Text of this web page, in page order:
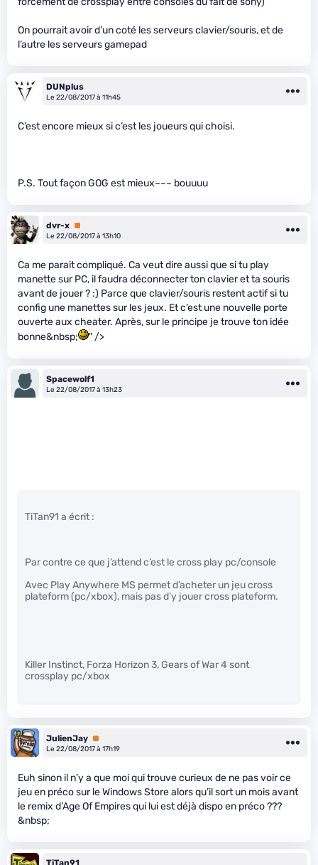
On pourrait avoir d’un coté les serveurs clavier/souris, et de
l’autre les serveurs gamepad
DUNplus
Le 22/08/2017 à 11h45
C’est encore mieux si c’est les joueurs qui choisi.
P.S. Tout façon GOG est mieux~~~ bouuuu
dvr-x Premium
Le 22/08/2017 à 13h10
Ca me parait compliqué. Ca veut dire aussi que si tu play
manette sur PC, il faudra déconnecter ton clavier et ta souris
avant de jouer ? :) Parce que clavier/souris restent actif si tu
config une manettes sur les jeux. Et c’est une nouvelle porte
ouverte aux cheater. Après, sur le principe je trouve ton idée
bonne&nbsp;
" />
Spacewolf1
Le 22/08/2017 à 13h23
TiTan91 a écrit :
Par contre ce que j’attend c’est le cross play pc/console
Avec Play Anywhere MS permet d’acheter un jeu cross
plateform (pc/xbox), mais pas d’y jouer cross plateform.
Killer Instinct, Forza Horizon 3, Gears of War 4 sont
crossplay pc/xbox
JulienJay Premium
Le 22/08/2017 à 17h19
Euh sinon il n’y a que moi qui trouve curieux de ne pas voir ce
jeu en préco sur le Windows Store alors qu’il sort un mois avant
le remix d’Age Of Empires qui lui est déjà dispo en préco ???
&nbsp;
TiTan91